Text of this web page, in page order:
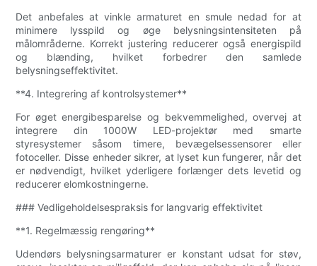
Det anbefales at vinkle armaturet en smule nedad for at
minimere lysspild og øge belysningsintensiteten på
målområderne. Korrekt justering reducerer også energispild
og blænding, hvilket forbedrer den samlede
belysningseffektivitet.
**4. Integrering af kontrolsystemer**
For øget energibesparelse og bekvemmelighed, overvej at
integrere din 1000W LED-projektør med smarte
styresystemer såsom timere, bevægelsessensorer eller
fotoceller. Disse enheder sikrer, at lyset kun fungerer, når det
er nødvendigt, hvilket yderligere forlænger dets levetid og
reducerer elomkostningerne.
### Vedligeholdelsespraksis for langvarig effektivitet
**1. Regelmæssig rengøring**
Udendørs belysningsarmaturer er konstant udsat for støv,